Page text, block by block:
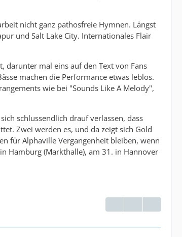
nicht ganz pathosfreie Hymnen. Längst
und Salt Lake City. Internationales Flair
darunter mal eins auf den Text von Fans
machen die Performance etwas leblos.
wie bei "Sounds Like A Melody",
schlussendlich drauf verlassen, dass
Zwei werden es, und da zeigt sich Gold
für Alphaville Vergangenheit bleiben, wenn
Hamburg (Markthalle), am 31. in Hannover